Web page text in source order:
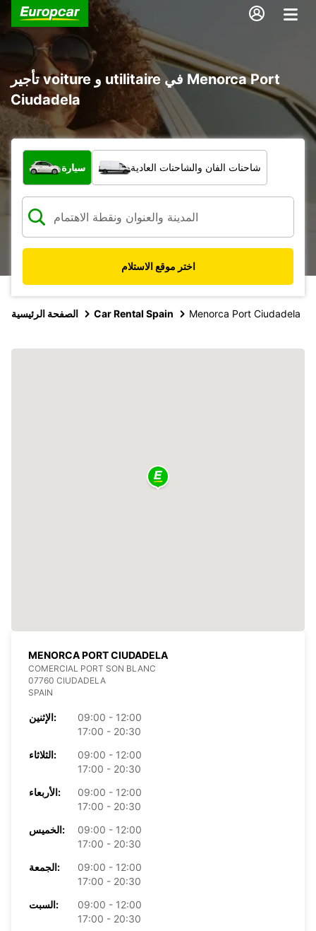
تأجير voiture و utilitaire في Menorca Port
Ciudadela
ما نوع المركبة؟
سيارة شاحنات الفان والشاحنات العادية
اختر موقع الاستلام
الصفحة الرئيسية Car Rental Spain Menorca Port Ciudadela
MENORCA PORT CIUDADELA
COMERCIAL PORT SON BLANC
07760 CIUDADELA
SPAIN
الإثنين:
09:00 - 12:00
17:00 - 20:30
الثلاثاء:
09:00 - 12:00
17:00 - 20:30
الأربعاء:
09:00 - 12:00
17:00 - 20:30
الخميس:
09:00 - 12:00
17:00 - 20:30
الجمعة:
09:00 - 12:00
17:00 - 20:30
السبت:
09:00 - 12:00
17:00 - 20:30